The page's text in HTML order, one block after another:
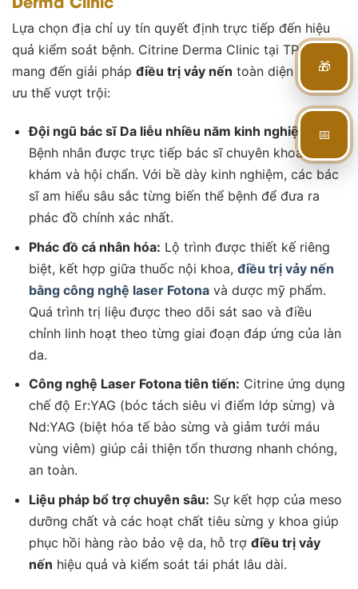
Lựa chọn địa chỉ uy tín quyết định trực tiếp đến hiệu
quả kiểm soát bệnh. Citrine Derma Clinic tại TP. HCM
mang đến giải pháp điều trị vảy nến toàn diện với các
ưu thế vượt trội:
Đội ngũ bác sĩ Da liễu nhiều năm kinh nghiệm:
Bệnh nhân được trực tiếp bác sĩ chuyên khoa thăm
khám và hội chẩn. Với bề dày kinh nghiệm, các bác
sĩ am hiểu sâu sắc từng biến thể bệnh để đưa ra
phác đồ chính xác nhất.
Phác đồ cá nhân hóa: Lộ trình được thiết kế riêng
biệt, kết hợp giữa thuốc nội khoa, điều trị vảy nến
bằng công nghệ laser Fotonavà dược mỹ phẩm.
Quá trình trị liệu được theo dõi sát sao và điều
chỉnh linh hoạt theo từng giai đoạn đáp ứng của làn
da.
Công nghệ Laser Fotona tiên tiến: Citrine ứng dụng
chế độ Er:YAG (bóc tách siêu vi điểm lớp sừng) và
Nd:YAG (biệt hóa tế bào sừng và giảm tưới máu
vùng viêm) giúp cải thiện tổn thương nhanh chóng,
an toàn.
Liệu pháp bổ trợ chuyên sâu: Sự kết hợp của meso
dưỡng chất và các hoạt chất tiêu sừng y khoa giúp
phục hồi hàng rào bảo vệ da, hỗ trợ điều trị vảy
nến hiệu quả và kiểm soát tái phát lâu dài.
🎁
📅